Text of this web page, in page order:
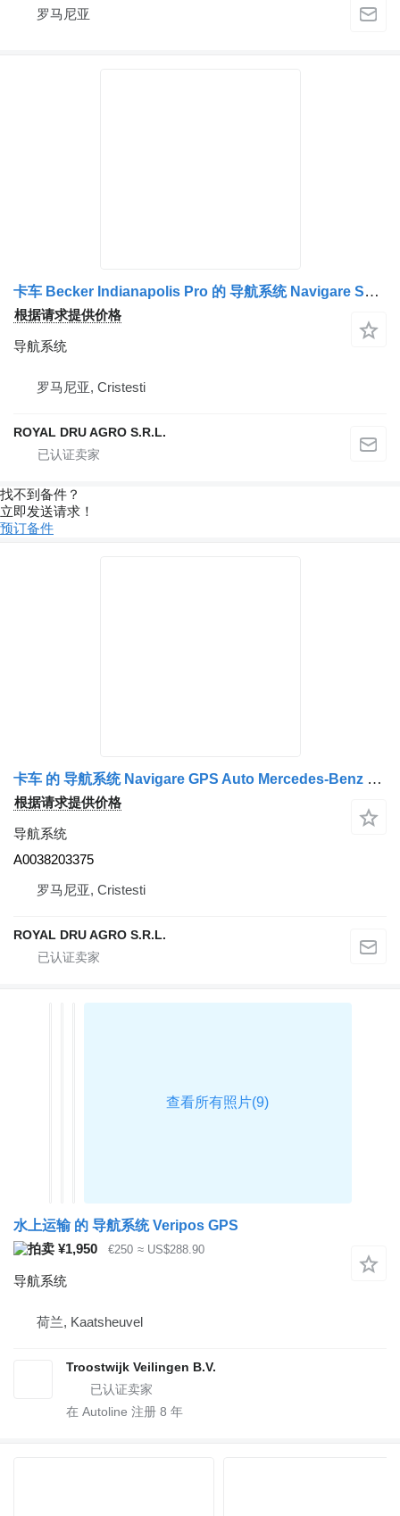
罗马尼亚
卡车 Becker Indianapolis Pro 的 导航系统 Navigare Scania
根据请求提供价格
导航系统
罗马尼亚, Cristesti
ROYAL DRU AGRO S.R.L.
找不到备件？
立即发送请求！
预订备件
卡车 的 导航系统 Navigare GPS Auto Mercedes-Benz – Antenă Originală A0038203375
根据请求提供价格
导航系统
A0038203375
罗马尼亚, Cristesti
ROYAL DRU AGRO S.R.L.
水上运输 的 导航系统 Veripos GPS
¥1,950
€250 ≈ US$288.90
导航系统
荷兰, Kaatsheuvel
Troostwijk Veilingen B.V.
在 Autoline 注册 8 年